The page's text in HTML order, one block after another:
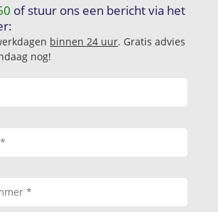
of stuur ons een bericht via het
binnen 24 uur. Gratis advies
nog!